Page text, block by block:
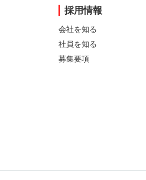
採用情報
会社を知る
社員を知る
募集要項